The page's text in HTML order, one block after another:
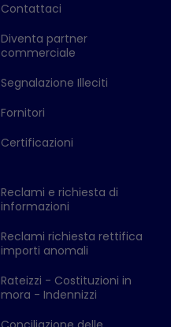
Contattaci
Diventa partner
commerciale
Segnalazione Illeciti
Fornitori
Certificazioni
Reclami e richiesta di
informazioni
Reclami richiesta rettifica
importi anomali
Rateizzi - Costituzioni in
mora - Indennizzi